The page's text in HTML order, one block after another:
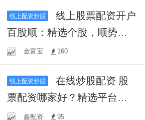
线上配资炒股
线上股票配资开户
百股顺：精选个股，顺势而
为，把握投资良机！
金富宝 160
线上配资炒股
在线炒股配资 股
票配资哪家好？精选平台助
你盈利！
鑫配资 95